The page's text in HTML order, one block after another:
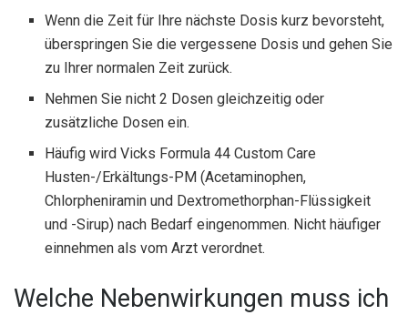
Wenn die Zeit für Ihre nächste Dosis kurz bevorsteht,
überspringen Sie die vergessene Dosis und gehen Sie
zu Ihrer normalen Zeit zurück.
Nehmen Sie nicht 2 Dosen gleichzeitig oder
zusätzliche Dosen ein.
Häufig wird Vicks Formula 44 Custom Care
Husten-/Erkältungs-PM (Acetaminophen,
Chlorpheniramin und Dextromethorphan-Flüssigkeit
und -Sirup) nach Bedarf eingenommen. Nicht häufiger
einnehmen als vom Arzt verordnet.
Welche Nebenwirkungen muss ich